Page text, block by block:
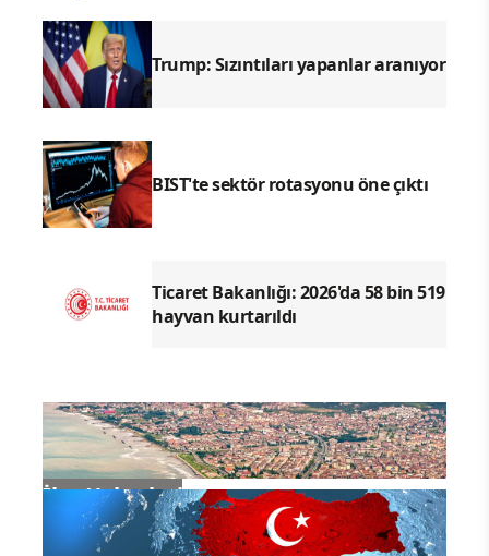
Trump: Sızıntıları yapanlar aranıyor
BIST'te sektör rotasyonu öne çıktı
Ticaret Bakanlığı: 2026'da 58 bin 519
hayvan kurtarıldı
İlçe Haberleri